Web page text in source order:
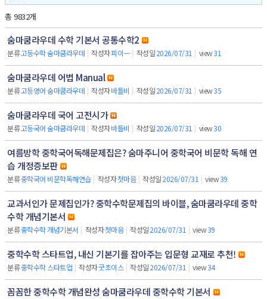
총 9832개
숨마쿰라우데 수학 기본서 공통수학2
분류고등수학 숨마쿰라우데 | 작성자피이ㅡ | 작성일2026/07/31 | view31
숨마쿰라우데 어법 Manual
분류고등영어 숨마쿰라우데 | 작성자바틀비 | 작성일2026/07/31 | view35
숨마쿰라우데 국어 고전시가
분류고등국어 숨마쿰라우데 | 작성자바틀비 | 작성일2026/07/31 | view30
여름방학 중학국어독해문제집은? 숨마주니어 중학국어 비문학 독해 연
습 개정증보판
분류중학국어 비문학독해연습 | 작성자첫마음 | 작성일2026/07/31 | view39
교과서인가 문제집인가? 중학수학문제집의 바이블, 숨마쿰라우데 중학
수학 개념기본서
분류중학수학 개념기본서 | 작성자첫마음 | 작성일2026/07/31 | view39
중학수학 스타트업, 내신 기본기를 잡아주는 입문형 교재로 추천!
분류중학수학 스타트업 | 작성자굿초이스 | 작성일2026/07/31 | view34
꼼꼼한 중학수학 개념완성 숨마쿰라우데 중학수학 기본서